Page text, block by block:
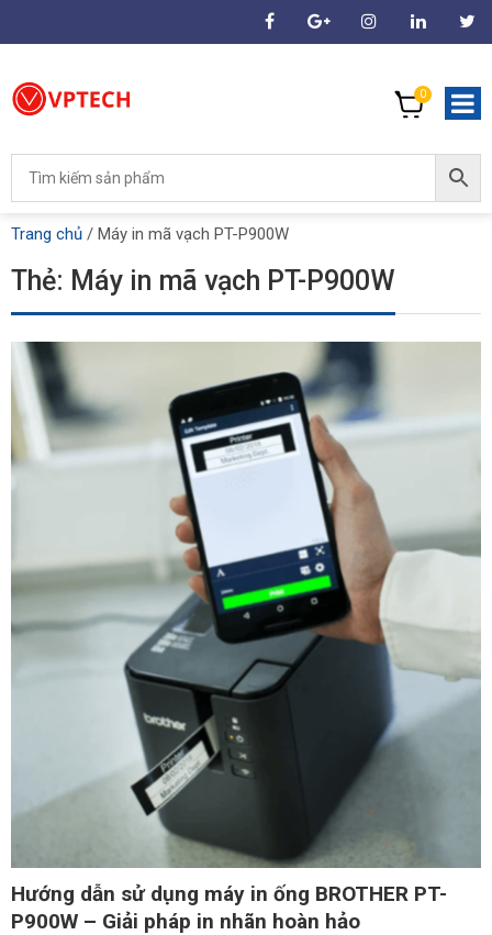
0
Trang chủ / Máy in mã vạch PT-P900W
Thẻ: Máy in mã vạch PT-P900W
Hướng dẫn sử dụng máy in ống BROTHER PT-
P900W – Giải pháp in nhãn hoàn hảo